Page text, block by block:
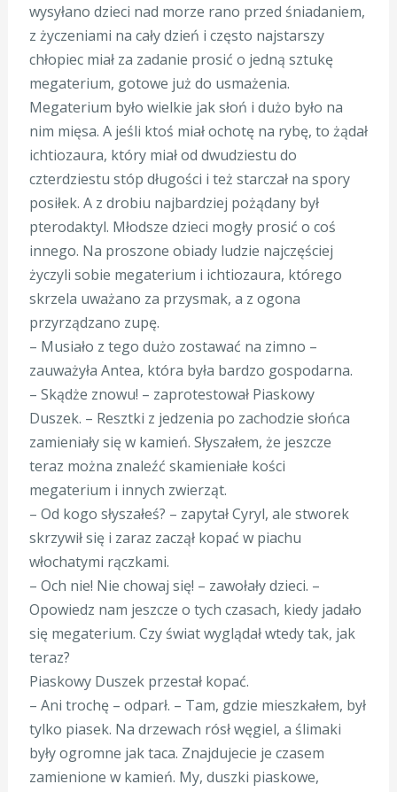
wysyłano dzieci nad morze rano przed śniadaniem,
z życzeniami na cały dzień i często najstarszy
chłopiec miał za zadanie prosić o jedną sztukę
megaterium, gotowe już do usmażenia.
Megaterium było wielkie jak słoń i dużo było na
nim mięsa. A jeśli ktoś miał ochotę na rybę, to żądał
ichtiozaura, który miał od dwudziestu do
czterdziestu stóp długości i też starczał na spory
posiłek. A z drobiu najbardziej pożądany był
pterodaktyl. Młodsze dzieci mogły prosić o coś
innego. Na proszone obiady ludzie najczęściej
życzyli sobie megaterium i ichtiozaura, którego
skrzela uważano za przysmak, a z ogona
przyrządzano zupę.
– Musiało z tego dużo zostawać na zimno –
zauważyła Antea, która była bardzo gospodarna.
– Skądże znowu! – zaprotestował Piaskowy
Duszek. – Resztki z jedzenia po zachodzie słońca
zamieniały się w kamień. Słyszałem, że jeszcze
teraz można znaleźć skamieniałe kości
megaterium i innych zwierząt.
– Od kogo słyszałeś? – zapytał Cyryl, ale stworek
skrzywił się i zaraz zaczął kopać w piachu
włochatymi rączkami.
– Och nie! Nie chowaj się! – zawołały dzieci. –
Opowiedz nam jeszcze o tych czasach, kiedy jadało
się megaterium. Czy świat wyglądał wtedy tak, jak
teraz?
Piaskowy Duszek przestał kopać.
– Ani trochę – odparł. – Tam, gdzie mieszkałem, był
tylko piasek. Na drzewach rósł węgiel, a ślimaki
były ogromne jak taca. Znajdujecie je czasem
zamienione w kamień. My, duszki piaskowe,